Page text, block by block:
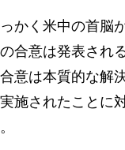
かく米中の首脳
合意は発表され
意は本質的な解
施されたことに